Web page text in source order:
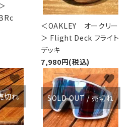
＜OAKLEY オークリー
＞ Flight Deck フライト
デッキ
7,980円(税込)
切れ
favorite
SOLD OUT / 売切れ
favorite